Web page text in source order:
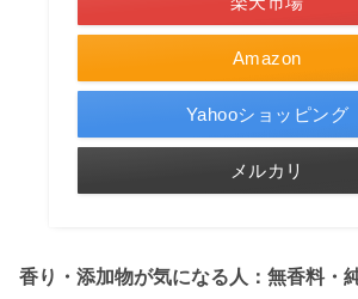
Amazon
Yahooショッピング
メルカリ
香り・添加物が気になる人：無香料・